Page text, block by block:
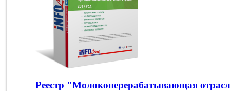
Реестр "Молокоперерабатывающая